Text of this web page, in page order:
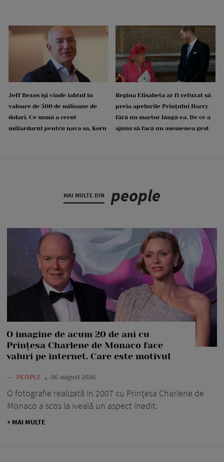
Jeff Bezos își vinde iahtul în
valoare de 500 de milioane de
dolari. Ce sumă a cerut
miliardarul pentru nava sa, Koru
Regina Elisabeta ar fi refuzat să
preia apelurile Prințului Harry
fără un martor lângă ea. De ce a
ajuns să facă un asemenea gest
MAI MULTE DIN people
O imagine de acum 20 de ani cu
Prințesa Charlene de Monaco face
valuri pe internet. Care este motivul
— PEOPLE 06 august 2026
O fotografie realizată în 2007 cu Prințesa Charlene de
Monaco a scos la iveală un aspect inedit.
+ MAI MULTE